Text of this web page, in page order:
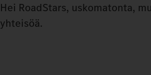
Hei RoadStars, uskomatonta,
yhteisöä.